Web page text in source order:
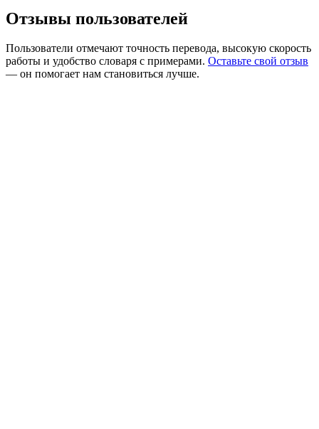
Отзывы пользователей
Пользователи отмечают точность перевода, высокую скорость
работы и удобство словаря с примерами. Оставьте свой отзыв
— он помогает нам становиться лучше.